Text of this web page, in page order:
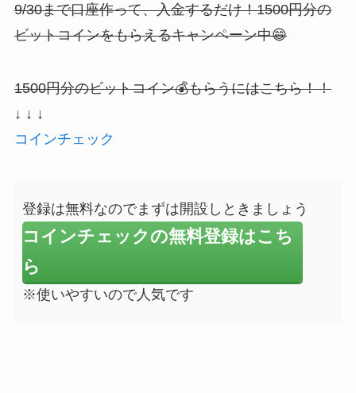
9/30まで口座作って、入金するだけ！1500円分の
ビットコインをもらえるキャンペーン中😄
1500円分のビットコイン💰もらうにはこちら！！
↓ ↓ ↓
コインチェック
登録は無料なのでまずは開設しときましょう
コインチェックの無料登録はこち
ら
※使いやすいので人気です